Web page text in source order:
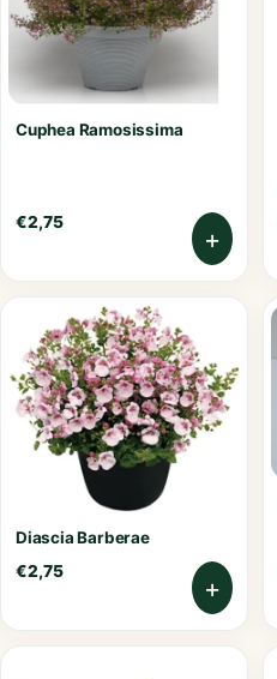
Cuphea Ramosissima
€2,75
+
Diascia Barberae
€2,75
+